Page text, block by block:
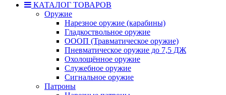
КАТАЛОГ ТОВАРОВ
Оружие
Нарезное оружие (карабины)
Гладкоствольное оружие
ОООП (Травматическое оружие)
Пневматическое оружие до 7,5 ДЖ
Охолощённое оружие
Служебное оружие
Сигнальное оружие
Патроны